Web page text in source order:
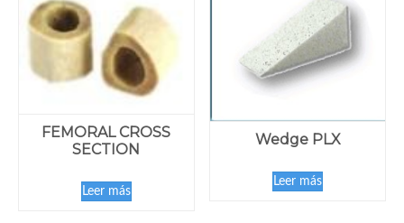
FEMORAL CROSS
SECTION
Leer más
Wedge PLX
Leer más